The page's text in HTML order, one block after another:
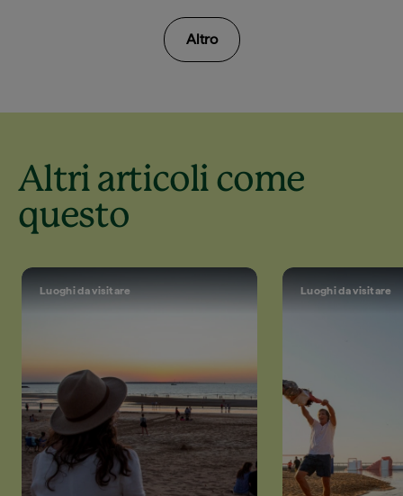
Altro
Altri articoli come
questo
Luoghi da visitare Luoghi da visitare